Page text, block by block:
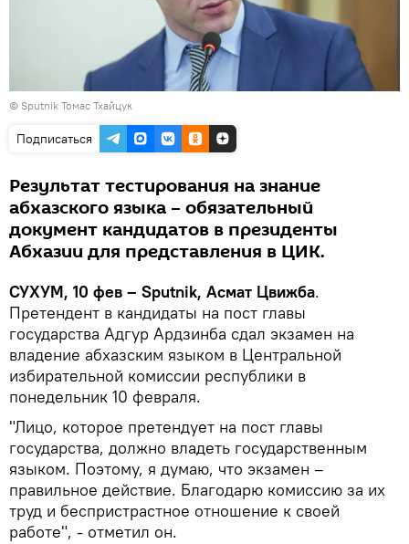
© Sputnik Томас Тхайцук
Подписаться
Результат тестирования на знание
абхазского языка – обязательный
документ кандидатов в президенты
Абхазии для представления в ЦИК.
СУХУМ, 10 фев – Sputnik, Асмат Цвижба.
Претендент в кандидаты на пост главы
государства Адгур Ардзинба сдал экзамен на
владение абхазским языком в Центральной
избирательной комиссии республики в
понедельник 10 февраля.
"Лицо, которое претендует на пост главы
государства, должно владеть государственным
языком. Поэтому, я думаю, что экзамен –
правильное действие. Благодарю комиссию за их
труд и беспристрастное отношение к своей
работе", - отметил он.